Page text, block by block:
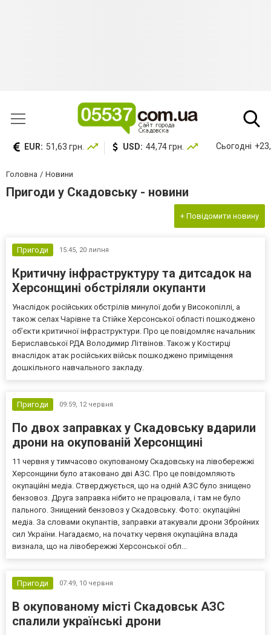
EUR: 51,63 грн. USD: 44,74 грн. Сьогодні
Головна Новини
Пригоди у Скадовську - новини
+ Повідомити новину
Пригоди 15:45, 20 липня
Критичну інфраструктуру та дитсадок на
Херсонщині обстріляли окупанти
Унаслідок російських обстрілів минулої доби у Високопіллі, а
також селах Чарівне та Стійке Херсонської області пошкоджено
об’єкти критичної інфраструктури. Про це повідомляє начальник
Бериславської РДА Володимир Літвінов. Також у Костирці
внаслідок атак російських військ пошкоджено приміщення
дошкільного навчального закладу.
Пригоди 09:59, 12 червня
По двох заправках у Скадовську вдарили
дрони на окупованій Херсонщині
11 червня у тимчасово окупованому Скадовську на лівобережжі
Херсонщини було атаковано дві АЗС. Про це повідомляють
окупаційні медіа. Стверджується, що на одній АЗС було знищено
бензовоз. Друга заправка нібито не працювала, і там не було
пального. Знищений бензовоз у Скадовську. Фото: окупаційні
медіа. За словами окупантів, заправки атакували дрони Збройних
сил України. Нагадаємо, на початку червня окупаційна влада
визнала, що на лівобережжі Херсонської обл...
Пригоди 07:49, 10 червня
В окупованому місті Скадовськ АЗС
спалили українські дрони